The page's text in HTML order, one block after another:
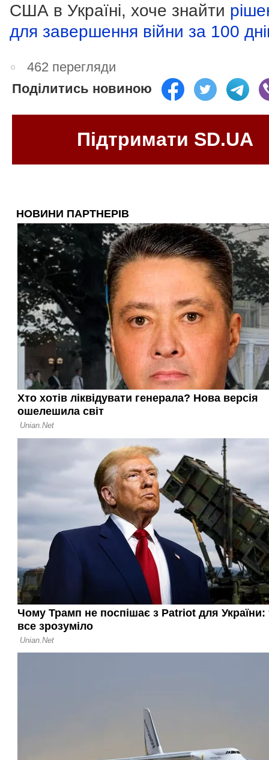
США в Україні, хоче знайти
для завершення війни за 100
462 перегляди
Поділитись новиною
Підтримати SD.UA